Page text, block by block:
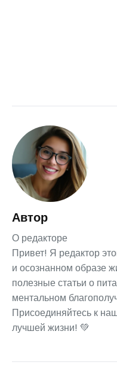
Автор
О редакторе
Привет! Я редактор
и осознанном образе
полезные статьи о
ментальном
Присоединяйтесь к
лучшей жизни! 💚